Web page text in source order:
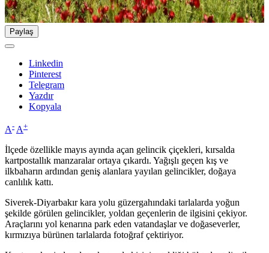
Paylaş
Linkedin
Pinterest
Telegram
Yazdır
Kopyala
A- A+
İlçede özellikle mayıs ayında açan gelincik çiçekleri, kırsalda
kartpostallık manzaralar ortaya çıkardı. Yağışlı geçen kış ve
ilkbaharın ardından geniş alanlara yayılan gelincikler, doğaya
canlılık kattı.
Siverek-Diyarbakır kara yolu güzergahındaki tarlalarda yoğun
şekilde görülen gelincikler, yoldan geçenlerin de ilgisini çekiyor.
Araçlarını yol kenarına park eden vatandaşlar ve doğaseverler,
kırmızıya bürünen tarlalarda fotoğraf çektiriyor.